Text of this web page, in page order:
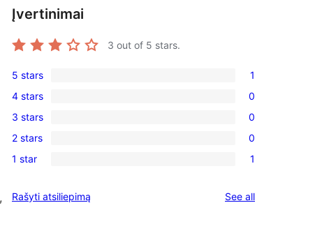
Įvertinimai
3 out of 5 stars.
1
5-
star
review
5 stars 1
0
4-
star
reviews
4 stars 0
0
3-
star
3 stars 0
0
2-
reviews
2 stars 0
1
star
1 star 1
Rašyti atsiliepimą See allreviews